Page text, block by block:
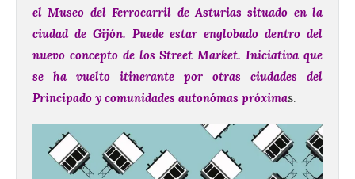
el Museo del Ferrocarril de Asturias situado en la
ciudad de Gijón. Puede estar englobado dentro del
nuevo concepto de los Street Market. Iniciativa que
se ha vuelto itinerante por otras ciudades del
Principado y comunidades autonómas próximas.